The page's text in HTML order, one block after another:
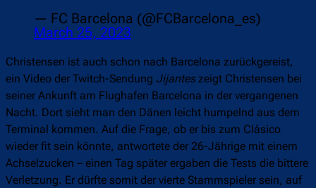
— FC Barcelona (@FCBarcelona_es)
March 25, 2023
Christensen ist auch schon nach Barcelona zurückgereist,
ein Video der Twitch-Sendung Jijanteszeigt Christensen bei
seiner Ankunft am Flughafen Barcelona in der vergangenen
Nacht. Dort sieht man den Dänen leicht humpelnd aus dem
Terminal kommen. Auf die Frage, ob er bis zum Clásico
wieder fit sein könnte, antwortete der 26-Jährige mit einem
Achselzucken – einen Tag später ergaben die Tests die bittere
Verletzung. Er dürfte somit der vierte Stammspieler sein, auf